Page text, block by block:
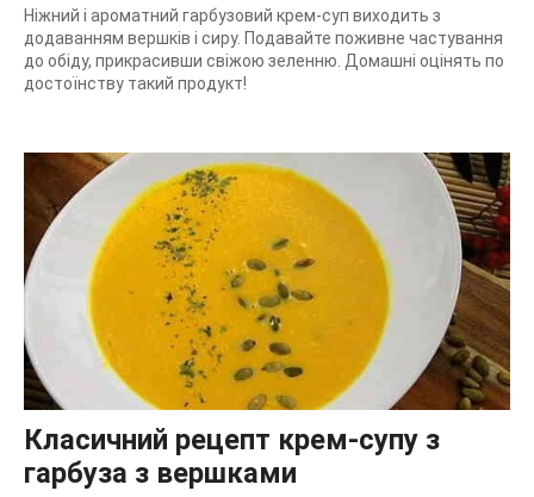
Ніжний і ароматний гарбузовий крем-суп виходить з
додаванням вершків і сиру. Подавайте поживне частування
до обіду, прикрасивши свіжою зеленню. Домашні оцінять по
достоїнству такий продукт!
Класичний рецепт крем-супу з
гарбуза з вершками